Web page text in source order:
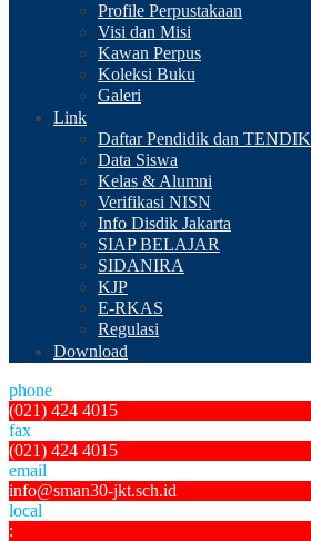
Profile Perpustakaan
Visi dan Misi
Kawan Perpus
Koleksi Buku
Galeri
Link
Daftar Pendidik dan TENDIK
Data Siswa
Kelas & Alumni
Verifikasi NISN
Info Disdik Jakarta
SIAP BELAJAR
SIDANIRA
KJP
E-RKAS
Regulasi
Download
phone
(021) 424 4015
fax
(021) 424 4015
email
info@sman30-jkt.sch.id
local
: